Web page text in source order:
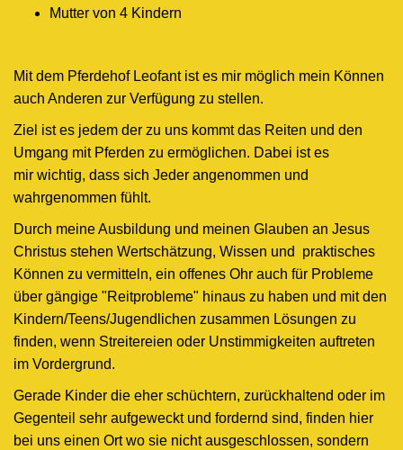
Mutter von 4 Kindern
Mit dem Pferdehof Leofant ist es mir möglich mein Können
auch Anderen zur Verfügung zu stellen.
Ziel ist es jedem der zu uns kommt das Reiten und den
Umgang mit Pferden zu ermöglichen. Dabei ist es
mir wichtig, dass sich Jeder angenommen und
wahrgenommen fühlt.
Durch meine Ausbildung und meinen Glauben an Jesus
Christus stehen Wertschätzung, Wissen und praktisches
Können zu vermitteln, ein offenes Ohr auch für Probleme
über gängige "Reitprobleme" hinaus zu haben und mit den
Kindern/Teens/Jugendlichen zusammen Lösungen zu
finden, wenn Streitereien oder Unstimmigkeiten auftreten
im Vordergrund.
Gerade Kinder die eher schüchtern, zurückhaltend oder im
Gegenteil sehr aufgeweckt und fordernd sind, finden hier
bei uns einen Ort wo sie nicht ausgeschlossen, sondern